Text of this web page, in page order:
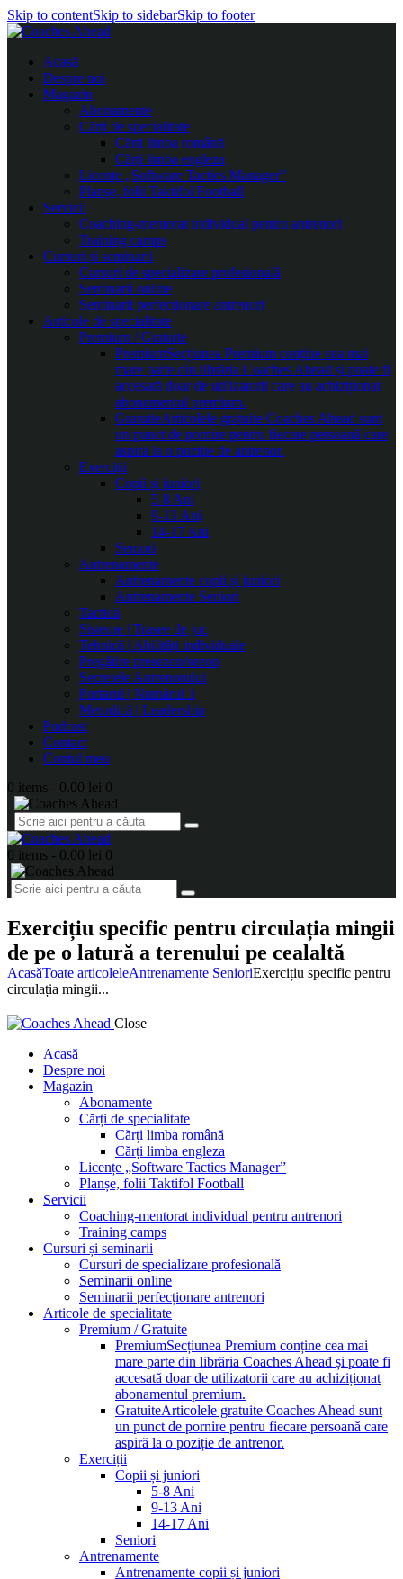
Skip to contentSkip to sidebarSkip to footer
Acasă
Despre noi
Magazin
Abonamente
Cărți de specialitate
Cărți limba română
Cărți limba engleza
Licențe „Software Tactics Manager”
Planșe, folii Taktifol Football
Servicii
Coaching-mentorat individual pentru antrenori
Training camps
Cursuri și seminarii
Cursuri de specializare profesională
Seminarii online
Seminarii perfecționare antrenori
Articole de specialitate
Premium / Gratuite
PremiumSecțiunea Premium conține cea mai
mare parte din librăria Coaches Ahead și poate fi
accesată doar de utilizatorii care au achiziționat
abonamentul premium.
GratuiteArticolele gratuite Coaches Ahead sunt
un punct de pornire pentru fiecare persoană care
aspiră la o poziție de antrenor.
Exerciții
Copii și juniori
5-8 Ani
9-13 Ani
14-17 Ani
Seniori
Antrenamente
Antrenamente copii și juniori
Antrenamente Seniori
Tactică
Sisteme | Trasee de joc
Tehnică | Abilități individuale
Pregătire presezon/sezon
Secretele Antrenorului
Portarul | Numărul 1
Metodică | Leadership
Podcast
Contact
Contul meu
0 items - 0.00 lei 0
0 items - 0.00 lei 0
Exercițiu specific pentru circulația mingii
de pe o latură a terenului pe cealaltă
AcasăToate articoleleAntrenamente SenioriExercițiu specific pentru
circulația mingii...
Close
Acasă
Despre noi
Magazin
Abonamente
Cărți de specialitate
Cărți limba română
Cărți limba engleza
Licențe „Software Tactics Manager”
Planșe, folii Taktifol Football
Servicii
Coaching-mentorat individual pentru antrenori
Training camps
Cursuri și seminarii
Cursuri de specializare profesională
Seminarii online
Seminarii perfecționare antrenori
Articole de specialitate
Premium / Gratuite
PremiumSecțiunea Premium conține cea mai
mare parte din librăria Coaches Ahead și poate fi
accesată doar de utilizatorii care au achiziționat
abonamentul premium.
GratuiteArticolele gratuite Coaches Ahead sunt
un punct de pornire pentru fiecare persoană care
aspiră la o poziție de antrenor.
Exerciții
Copii și juniori
5-8 Ani
9-13 Ani
14-17 Ani
Seniori
Antrenamente
Antrenamente copii și juniori